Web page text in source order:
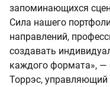
запоминающихся
Сила нашего
направлений,
создавать
каждого формата», —
Торрэс, управляющий